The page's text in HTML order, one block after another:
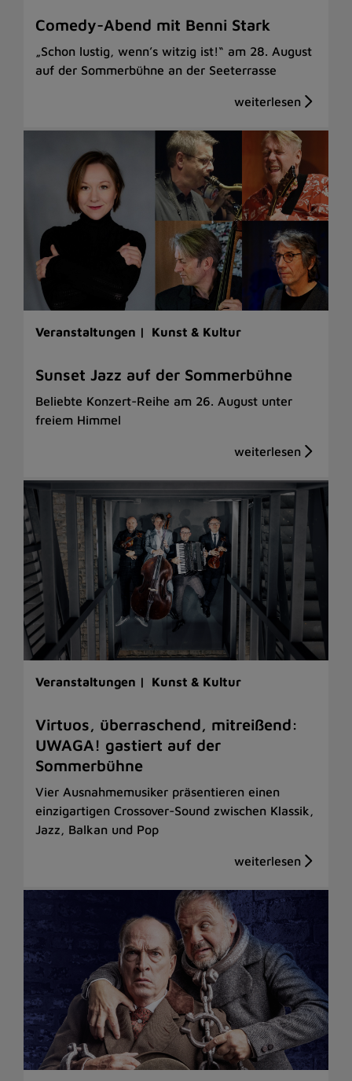
Comedy-Abend mit Benni Stark
„Schon lustig, wenn’s witzig ist!“ am 28. August
auf der Sommerbühne an der Seeterrasse
Veranstaltungen | Kunst & Kultur
Sunset Jazz auf der Sommerbühne
Beliebte Konzert-Reihe am 26. August unter
freiem Himmel
Veranstaltungen | Kunst & Kultur
Virtuos, überraschend, mitreißend:
UWAGA! gastiert auf der
Sommerbühne
Vier Ausnahmemusiker präsentieren einen
einzigartigen Crossover-Sound zwischen Klassik,
Jazz, Balkan und Pop